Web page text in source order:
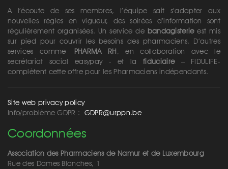
A l’écoute de ses membres, l’équipe sait s’adapter aux
nouvelles règles en vigueur, des soirées d’information sont
régulièrement organisées. Un service de bandagisterieest mis
sur pied pour couvrir les besoins des pharmaciens. D’autres
services comme PHARMA RH, en collaboration avec le
secrétariat social easypay - et lafiduciaire– FIDULIFE-
complètent cette offre pour les Pharmaciens indépendants.
Site web privacy policy
Info/problème GDPR : GDPR@urppn.be
Coordonnées
Association des Pharmaciens de Namur et de Luxembourg
Rue des Dames Blanches, 1